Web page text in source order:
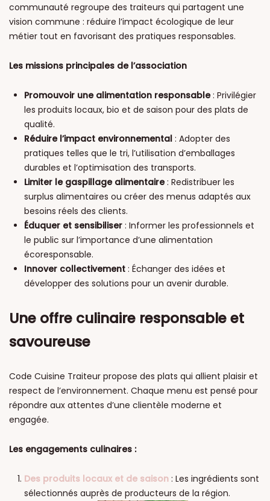
communauté regroupe des traiteurs qui partagent une
vision commune : réduire l’impact écologique de leur
métier tout en favorisant des pratiques responsables.
Les missions principales de l’association
Promouvoir une alimentation responsable: Privilégier
les produits locaux, bio et de saison pour des plats de
qualité.
Réduire l’impact environnemental : Adopter des
pratiques telles que le tri, l’utilisation d’emballages
durables et l’optimisation des transports.
Limiter le gaspillage alimentaire: Redistribuer les
surplus alimentaires ou créer des menus adaptés aux
besoins réels des clients.
Éduquer et sensibiliser : Informer les professionnels et
le public sur l’importance d’une alimentation
écoresponsable.
Innover collectivement : Échanger des idées et
développer des solutions pour un avenir durable.
Une offre culinaire responsable et
savoureuse
Code Cuisine Traiteur propose des plats qui allient plaisir et
respect de l’environnement. Chaque menu est pensé pour
répondre aux attentes d’une clientèle moderne et
engagée.
Les engagements culinaires :
Des produits locaux et de saison : Les ingrédients sont
sélectionnés auprès de producteurs de la région.